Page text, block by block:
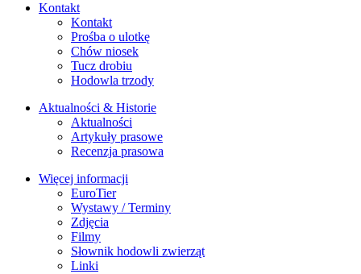
Kontakt
Kontakt
Prośba o ulotkę
Chów niosek
Tucz drobiu
Hodowla trzody
Aktualności & Historie
Aktualności
Artykuły prasowe
Recenzja prasowa
Więcej informacji
EuroTier
Wystawy / Terminy
Zdjęcia
Filmy
Słownik hodowli zwierząt
Linki